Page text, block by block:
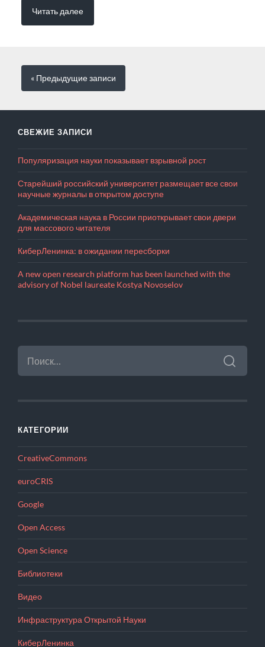
Читать далее
« Предыдущиезаписи
СВЕЖИЕ ЗАПИСИ
Популяризация науки показывает взрывной рост
Старейший российский университет размещает все свои
научные журналы в открытом доступе
Академическая наука в России приоткрывает свои двери
для массового читателя
КиберЛенинка: в ожидании пересборки
A new open research platform has been launched with the
advisory of Nobel laureate Kostya Novoselov
НАЙТИ:
КАТЕГОРИИ
CreativeCommons
euroCRIS
Google
Open Access
Open Science
Библиотеки
Видео
Инфраструктура Открытой Науки
КиберЛенинка